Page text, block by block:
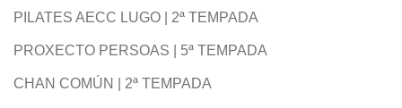
PILATES AECC LUGO | 2ª TEMPADA
PROXECTO PERSOAS | 5ª TEMPADA
CHAN COMÚN | 2ª TEMPADA